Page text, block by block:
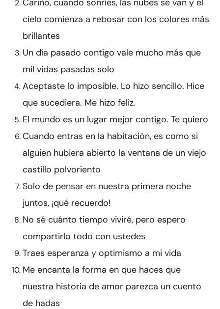
Cariño, cuando sonríes, las nubes se van y el
cielo comienza a rebosar con los colores más
brillantes
Un día pasado contigo vale mucho más que
mil vidas pasadas solo
Aceptaste lo imposible. Lo hizo sencillo. Hice
que sucediera. Me hizo feliz.
El mundo es un lugar mejor contigo. Te quiero
Cuando entras en la habitación, es como si
alguien hubiera abierto la ventana de un viejo
castillo polvoriento
Solo de pensar en nuestra primera noche
juntos, ¡qué recuerdo!
No sé cuánto tiempo viviré, pero espero
compartirlo todo con ustedes
Traes esperanza y optimismo a mi vida
Me encanta la forma en que haces que
nuestra historia de amor parezca un cuento
de hadas